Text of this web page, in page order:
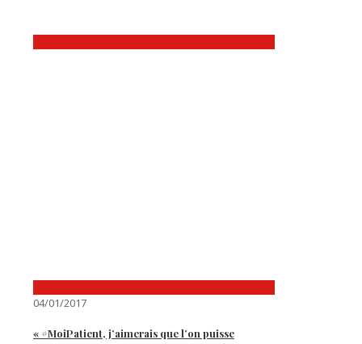
04/01/2017
« #MoiPatient, j’aimerais que l’on puisse